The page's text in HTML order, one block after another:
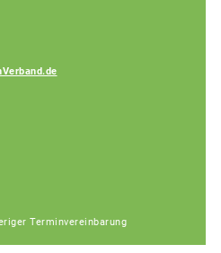
Terminvereinbarung